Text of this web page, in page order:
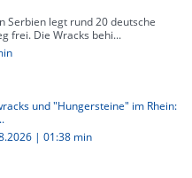
Serbien legt rund 20 deutsche
frei. Die Wracks behi...
und "Hungersteine" im Rhein:
| 01:38 min